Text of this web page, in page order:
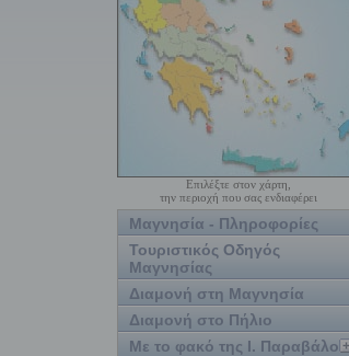
Επιλέξτε στον χάρτη,
την περιοχή που σας ενδιαφέρει
Μαγνησία - Πληροφορίες
Τουριστικός Οδηγός
Μαγνησίας
Διαμονή στη Μαγνησία
Διαμονή στο Πήλιο
Με το φακό της Ι. Παραβάλου